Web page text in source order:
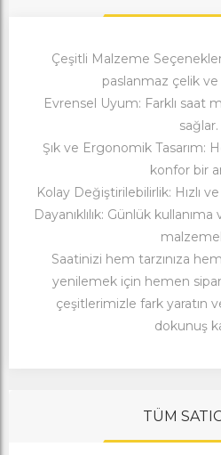
Çeşitli Malzeme
paslanmaz çelik ve
Evrensel Uyum: Farklı saat
sağlar.
Şık ve Ergonomik
konfor bir
Kolay Değiştirilebilirlik: Hızlı
Dayanıklılık: Günlük
Saatinizi hem tarzınıza
yenilemek için hemen
çeşitlerimizle fark yaratın
dokunuş
TÜM